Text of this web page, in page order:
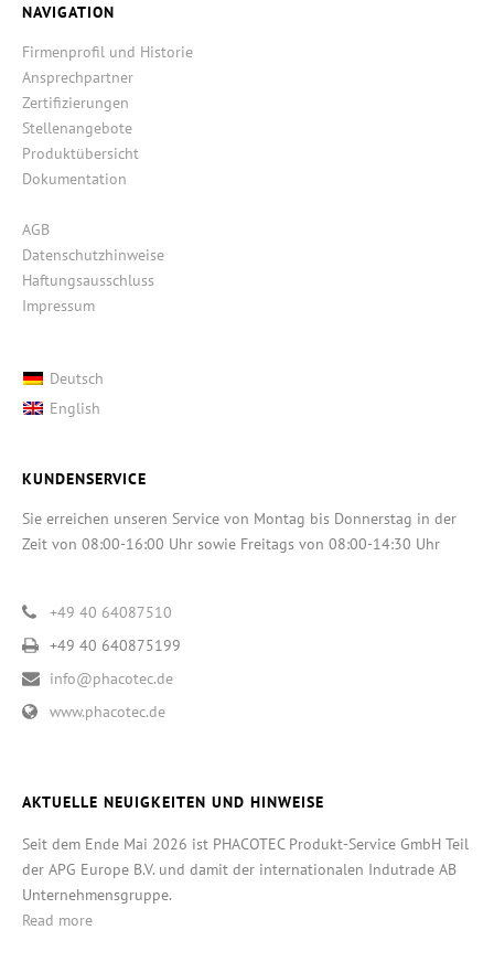
NAVIGATION
Firmenprofil und Historie
Ansprechpartner
Zertifizierungen
Stellenangebote
Produktübersicht
Dokumentation
AGB
Datenschutzhinweise
Haftungsausschluss
Impressum
Deutsch
English
KUNDENSERVICE
Sie erreichen unseren Service von Montag bis Donnerstag in der
Zeit von 08:00-16:00 Uhr sowie Freitags von 08:00-14:30 Uhr
+49 40 64087510
+49 40 640875199
info@phacotec.de
www.phacotec.de
AKTUELLE NEUIGKEITEN UND HINWEISE
Seit dem Ende Mai 2026 ist PHACOTEC Produkt-Service GmbH Teil
der APG Europe B.V. und damit der internationalen Indutrade AB
Unternehmensgruppe.
Read more